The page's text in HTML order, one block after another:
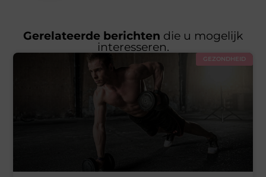
Gerelateerde berichten die u mogelijk
interesseren.
GEZONDHEID